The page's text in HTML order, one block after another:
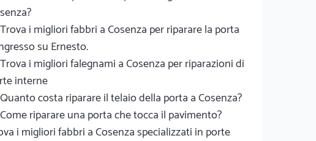
Trova i migliori fabbri a Cosenza per riparare la porta
su Ernesto.
Trova i migliori falegnami a Cosenza per riparazioni di
interne
Quanto costa riparare il telaio della porta a Cosenza?
Come riparare una porta che tocca il pavimento?
i migliori fabbri a Cosenza specializzati in porte